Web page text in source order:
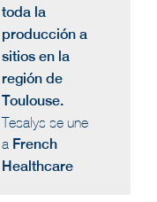
toda la
producción a
sitios en la
región de
Toulouse.
Tesalys se une
a French
Healthcare